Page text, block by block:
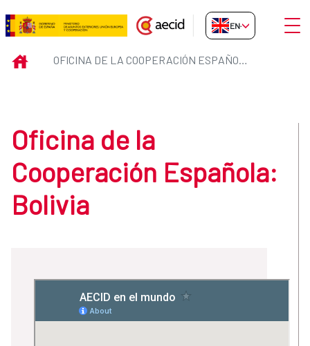
Skip to Main Content
Oficina de la Cooperación
EN-GB
INICIO OFICINA DE LA COOPERACIÓN ESPAÑOLA: BOLIVIA
Oficina de la
Cooperación Española:
Bolivia